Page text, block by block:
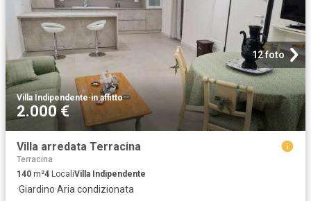
12 foto
Villa Indipendente·in affitto
2.000 €
Villa arredata Terracina
Terracina
140 m²4 LocaliVilla Indipendente
·Giardino·Aria condizionata